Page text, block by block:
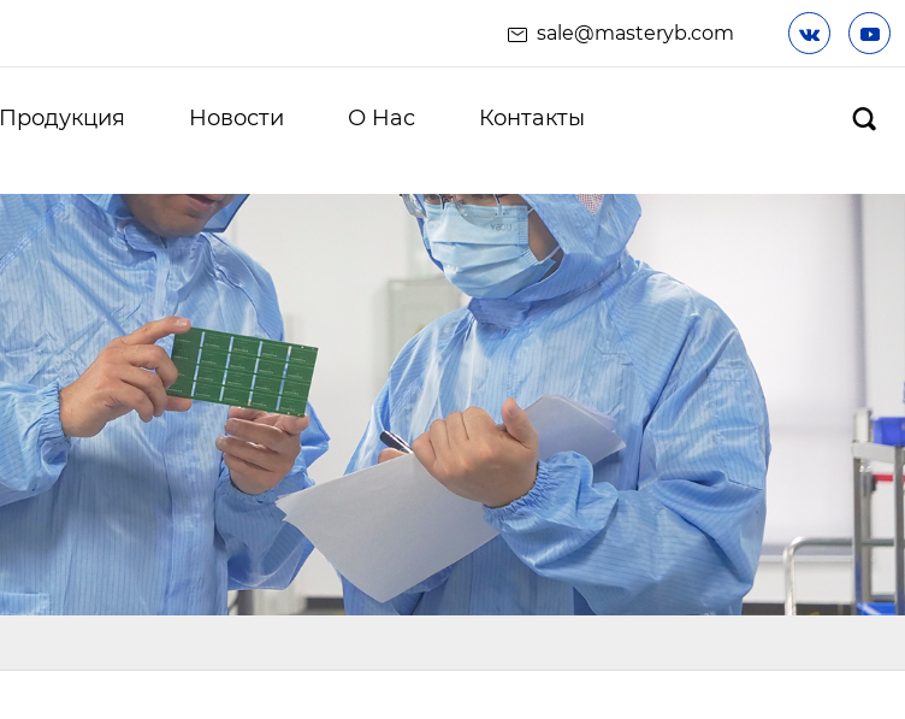
sale@masteryb.com  
Продукция Новости О Hас Контакты 